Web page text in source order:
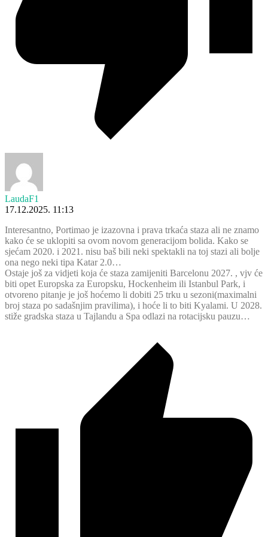
LaudaF1
17.12.2025. 11:13
Interesantno, Portimao je izazovna i prava trkaća staza ali ne znamo
kako će se uklopiti sa ovom novom generacijom bolida. Kako se
sjećam 2020. i 2021. nisu baš bili neki spektakli na toj stazi ali bolje
ona nego neki tipa Katar 2.0…
Ostaje još za vidjeti koja će staza zamijeniti Barcelonu 2027. , vjv će
biti opet Europska za Europsku, Hockenheim ili Istanbul Park, i
otvoreno pitanje je još hoćemo li dobiti 25 trku u sezoni(maximalni
broj staza po sadašnjim pravilima), i hoće li to biti Kyalami. U 2028.
stiže gradska staza u Tajlandu a Spa odlazi na rotacijsku pauzu…